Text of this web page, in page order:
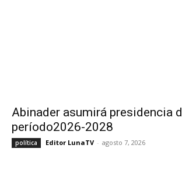
Abinader asumirá presidencia
período2026-2028
política Editor LunaTV - agosto 7, 2026